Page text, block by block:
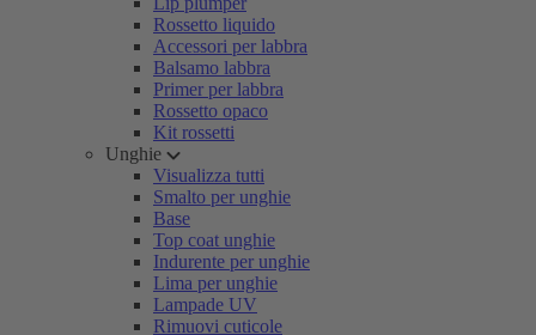
Rossetto liquido
Accessori per labbra
Balsamo labbra
Primer per labbra
Rossetto opaco
Kit rossetti
Unghie
Visualizza tutti
Smalto per unghie
Base
Top coat unghie
Indurente per unghie
Lima per unghie
Lampade UV
Rimuovi cuticole